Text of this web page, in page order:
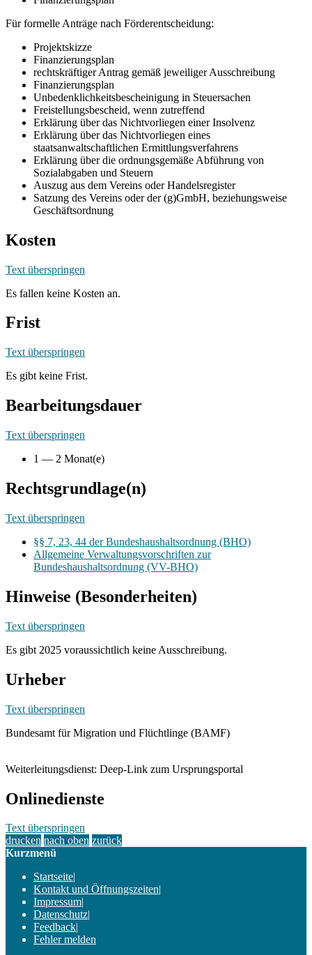
Für formelle Anträge nach Förderentscheidung:
Projektskizze
Finanzierungsplan
rechtskräftiger Antrag gemäß jeweiliger Ausschreibung
Finanzierungsplan
Unbedenklichkeitsbescheinigung in Steuersachen
Freistellungsbescheid, wenn zutreffend
Erklärung über das Nichtvorliegen einer Insolvenz
Erklärung über das Nichtvorliegen eines
staatsanwaltschaftlichen Ermittlungsverfahrens
Erklärung über die ordnungsgemäße Abführung von
Sozialabgaben und Steuern
Auszug aus dem Vereins oder Handelsregister
Satzung des Vereins oder der (g)GmbH, beziehungsweise
Geschäftsordnung
Kosten
Text überspringen
Es fallen keine Kosten an.
Frist
Text überspringen
Es gibt keine Frist.
Bearbeitungsdauer
Text überspringen
1 — 2 Monat(e)
Rechtsgrundlage(n)
Text überspringen
§§ 7, 23, 44 der Bundeshaushaltsordnung (BHO)
Allgemeine Verwaltungsvorschriften zur
Bundeshaushaltsordnung (VV-BHO)
Hinweise (Besonderheiten)
Text überspringen
Es gibt 2025 voraussichtlich keine Ausschreibung.
Urheber
Text überspringen
Bundesamt für Migration und Flüchtlinge (BAMF)
Weiterleitungsdienst: Deep-Link zum Ursprungsportal
Onlinedienste
Text überspringen
drucken nach oben zurück
Kurzmenü
Startseite|
Kontakt und Öffnungszeiten|
Impressum|
Datenschutz|
Feedback|
Fehler melden